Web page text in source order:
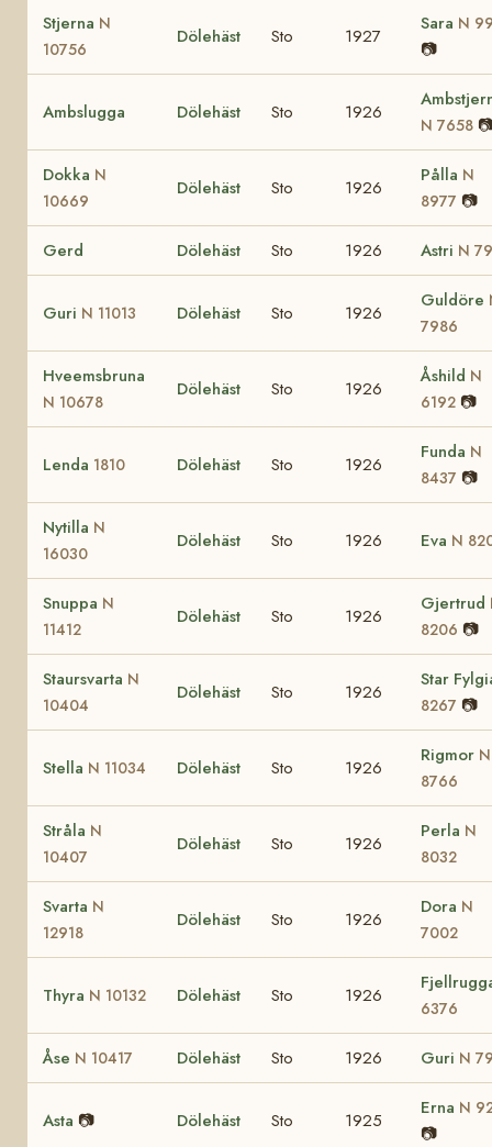
Stjerna N
10756
Dölehäst Sto 1927
Sara N
📷
Ambslugga Dölehäst Sto 1926
N 7658
Dokka N
10669
Dölehäst Sto 1926
Pålla N
8977 📷
Gerd Dölehäst Sto 1926 Astri N
Guri N 11013 Dölehäst Sto 1926
Guldöre
7986
Hveemsbruna
N 10678
Dölehäst Sto 1926
Åshild N
6192 📷
Lenda 1810 Dölehäst Sto 1926
Funda N
8437 📷
Nytilla N
16030
Dölehäst Sto 1926 Eva N
Snuppa N
11412
Dölehäst Sto 1926
Gjertrud
8206 📷
Staursvarta N
10404
Dölehäst Sto 1926
Star
8267 📷
Stella N 11034 Dölehäst Sto 1926
Rigmor N
8766
Stråla N
10407
Dölehäst Sto 1926
Perla N
8032
Svarta N
12918
Dölehäst Sto 1926
Dora N
7002
Thyra N 10132 Dölehäst Sto 1926
6376
Åse N 10417 Dölehäst Sto 1926 Guri N
Asta 📷 Dölehäst Sto 1925
Erna N
📷